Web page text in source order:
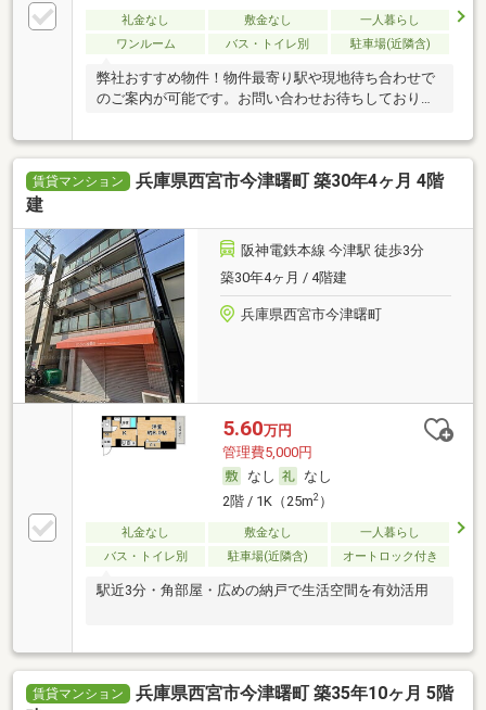
礼金なし 敷金なし
一人暮らし
ワンルーム
バス・トイレ別 駐車場(近隣含)
弊社おすすめ物件！物件最寄り駅や現地待ち合わせで
のご案内が可能です。お問い合わせお待ちしておりま
賃貸マンション
兵庫県西宮市今津曙町 築30年4ヶ月 4階
建
阪神電鉄本線 今津駅 徒歩3分
築30年4ヶ月 / 4階建
兵庫県西宮市今津曙町
5.60万円
管理費5,000円
なし
なし
2階 / 1K（25m2）
礼金なし 敷金なし
一人暮らし
バス・トイレ別
駐車場(近隣含) オートロック付き
駅近3分・角部屋・広めの納戸で生活空間を有効活用
賃貸マンション
兵庫県西宮市今津曙町 築35年10ヶ月 5階